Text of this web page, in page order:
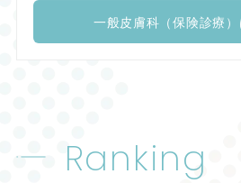
一般皮膚科（保険診療）
Ranking